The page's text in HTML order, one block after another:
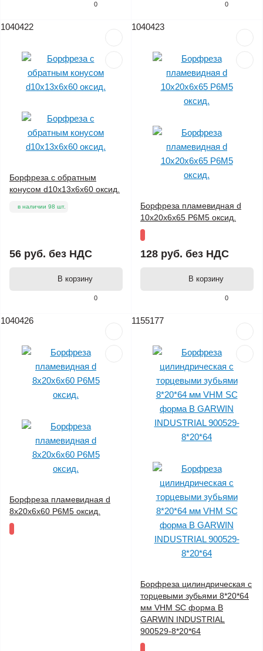
0 0
1040422
0
Борфреза с обратным
конусом d10х13х6х60 оксид.
в наличии 98 шт.
56 руб. без НДС
В корзину
1040423
0
Борфреза пламевидная d
10х20х6х65 Р6М5 оксид.
128 руб. без НДС
В корзину
1040426
Борфреза пламевидная d
8х20х6х60 Р6М5 оксид.
1155177
Борфреза цилиндрическая с
торцевыми зубьями 8*20*64
мм VHM SC форма B
GARWIN INDUSTRIAL
900529-8*20*64